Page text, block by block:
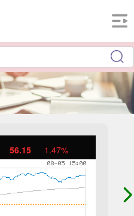
56.15 1.47%